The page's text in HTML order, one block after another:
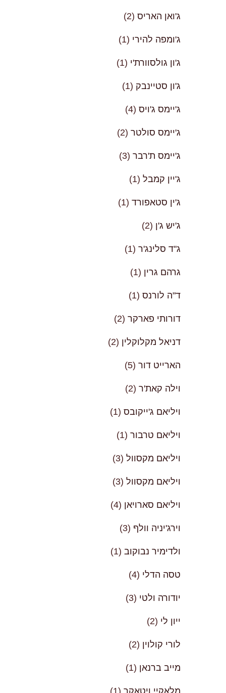
ג'ואן האריס (2)
ג'ומפה להירי (1)
ג'ון גולסוורת'י (1)
ג'ון סטיינבק (1)
ג'יימס ג'ויס (4)
ג'יימס סולטר (2)
ג'יימס ת'רבר (3)
ג'יין קמבל (1)
ג'ין סטאפורד (1)
ג'יש ג'ן (2)
ג"ד סלינג'ר (1)
גרהם גרין (1)
ד"ה לורנס (1)
דורותי פארקר (2)
דניאל מקלוקלין (2)
הארייט דור (5)
וילה קאת'ר (2)
ויליאם ג'ייקובס (1)
ויליאם טרבור (1)
ויליאם מקסוול (3)
ויליאם מקסוול (3)
ויליאם סארויאן (4)
וירג'יניה וולף (3)
ולדימיר נבוקוב (1)
טסה הדלי (4)
יודורה ולטי (3)
ייון לי (2)
לורי קולוין (2)
מייב ברנאן (1)